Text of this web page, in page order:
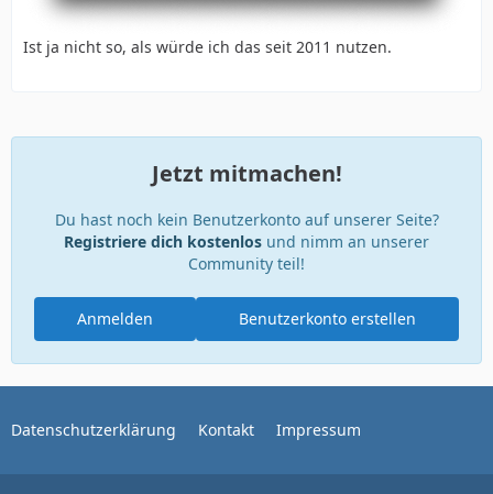
Ist ja nicht so, als würde ich das seit 2011 nutzen.
Jetzt mitmachen!
Du hast noch kein Benutzerkonto auf unserer Seite?
Registriere dich kostenlos und nimm an unserer
Community teil!
Benutzerkonto erstellen
Anmelden
Datenschutzerklärung Kontakt Impressum